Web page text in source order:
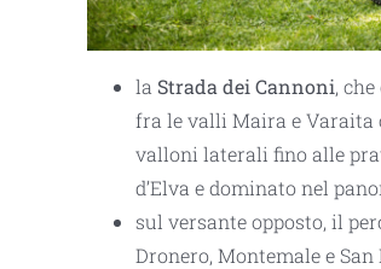
la Strada dei Cannoni,
fra le valli Maira e Varaita
valloni laterali fino alle
d’Elva e dominato nel
sul versante opposto, il
Dronero, Montemale e